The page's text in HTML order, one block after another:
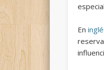
En